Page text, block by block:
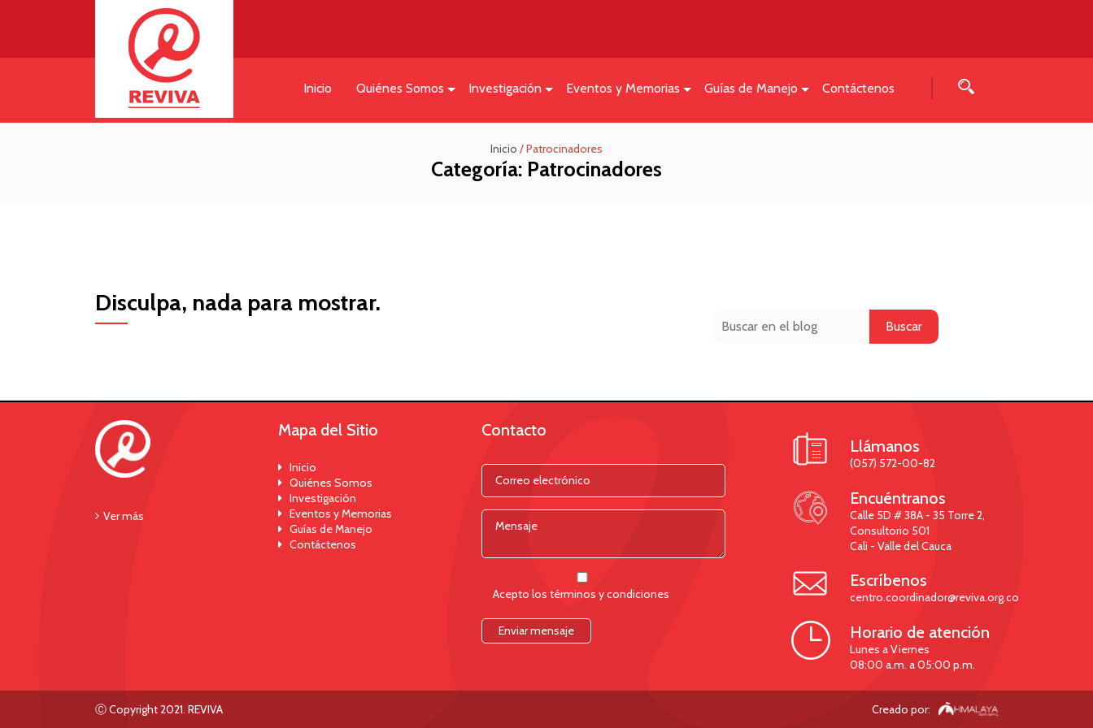
Inicio Quiénes Somos Investigación Eventos y Memorias Guías de Manejo Contáctenos
Inicio /Patrocinadores
Categoría: Patrocinadores
Disculpa, nada para mostrar.
Buscar
Ver más
Mapa del Sitio
Inicio
Quiénes Somos
Investigación
Eventos y Memorias
Guías de Manejo
Contáctenos
Contacto
Acepto los términos y condiciones
 Llámanos
(057) 572-00-82
 Encuéntranos
Calle 5D # 38A - 35 Torre 2,
Consultorio 501
Cali - Valle del Cauca
 Escríbenos
centro.coordinador@reviva.org.co
 Horario de atención
Lunes a Viernes
08:00 a.m. a 05:00 p.m.
Ⓒ Copyright 2021. REVIVA Creado por: